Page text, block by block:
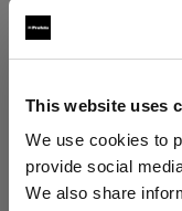
This website uses
We use cookies to
provide social
We also share
Griglie